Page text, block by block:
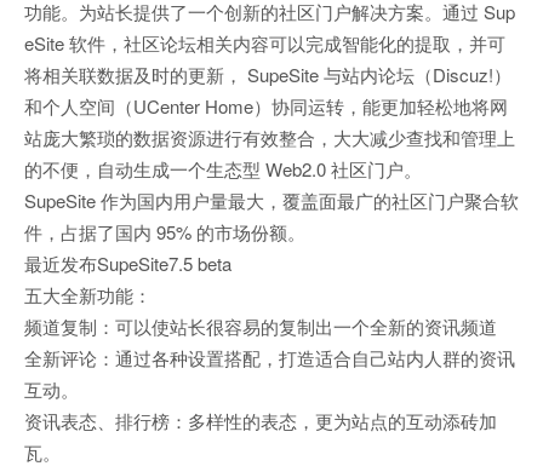
功能。为站长提供了一个创新的社区门户解决方案。通过 Sup
eSite 软件，社区论坛相关内容可以完成智能化的提取，并可
将相关联数据及时的更新， SupeSite 与站内论坛（Discuz!）
和个人空间（UCenter Home）协同运转，能更加轻松地将网
站庞大繁琐的数据资源进行有效整合，大大减少查找和管理上
的不便，自动生成一个生态型 Web2.0 社区门户。
SupeSite 作为国内用户量最大，覆盖面最广的社区门户聚合软
件，占据了国内 95% 的市场份额。
最近发布SupeSite7.5 beta
五大全新功能：
频道复制：可以使站长很容易的复制出一个全新的资讯频道
全新评论：通过各种设置搭配，打造适合自己站内人群的资讯
互动。
资讯表态、排行榜：多样性的表态，更为站点的互动添砖加
瓦。